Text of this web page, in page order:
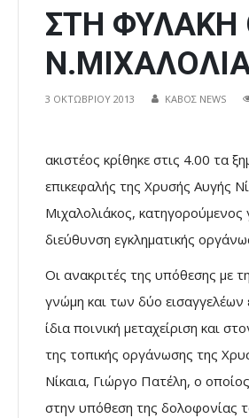
ΣΤΗ ΦΥΛΑΚΗ
3 ΟΚΤΩΒΡΊΟΥ 2013 ΚΑΒΟΣ NEWS
ακιστέος κρίθηκε στις 4.00 τα
επικεφαλής της Χρυσής Αυγής
Μιχαλολιάκος, κατηγορούμενος
διεύθυνση εγκληματικής
Οι ανακριτές της υπόθεσης με
γνώμη και των δύο
ίδια ποινική μεταχείριση και
της τοπικής οργάνωσης της
Νίκαια, Γιώργο Πατέλη, ο
στην υπόθεση της δολοφονίας